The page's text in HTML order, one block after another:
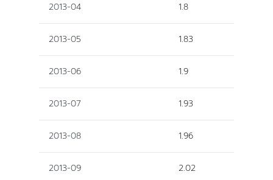
2013-04 1.8
2013-05 1.83
2013-06 1.9
2013-07 1.93
2013-08 1.96
2013-09 2.02